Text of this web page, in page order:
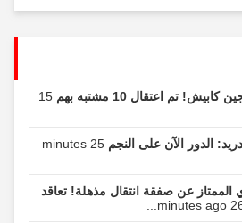
تم اعتقال 10 مشتبه بهم
15
الدور الآن على النجم
25 minutes
عن صفقة انتقال مذهلة! تعاقد